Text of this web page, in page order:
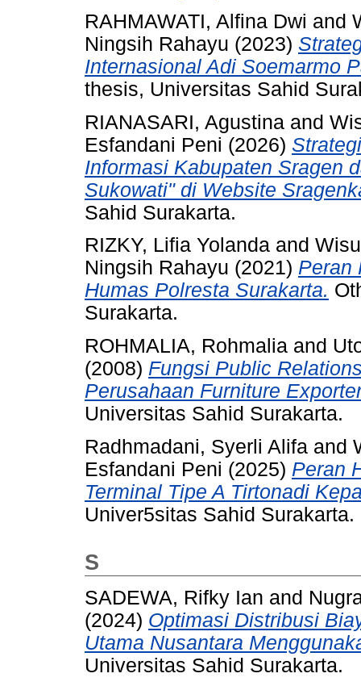
RAHMAWATI, Alfina Dwi and
Ningsih Rahayu (2023)
Internasional Adi Soemarmo
thesis, Universitas Sahid
RIANASARI, Agustina and
Esfandani Peni (2026)
Informasi Kabupaten Sragen
Sukowati" di Website
Sahid Surakarta.
RIZKY, Lifia Yolanda and
Ningsih Rahayu (2021) Peran
Humas Polresta Surakarta.
Surakarta.
ROHMALIA, Rohmalia and
(2008) Fungsi Public
Perusahaan Furniture
Universitas Sahid Surakarta.
Radhmadani, Syerli Alifa and
Esfandani Peni (2025) Peran
Terminal Tipe A Tirtonadi
Univer5sitas Sahid Surakarta.
S
SADEWA, Rifky Ian and
(2024) Optimasi Distribusi
Utama Nusantara
Universitas Sahid Surakarta.